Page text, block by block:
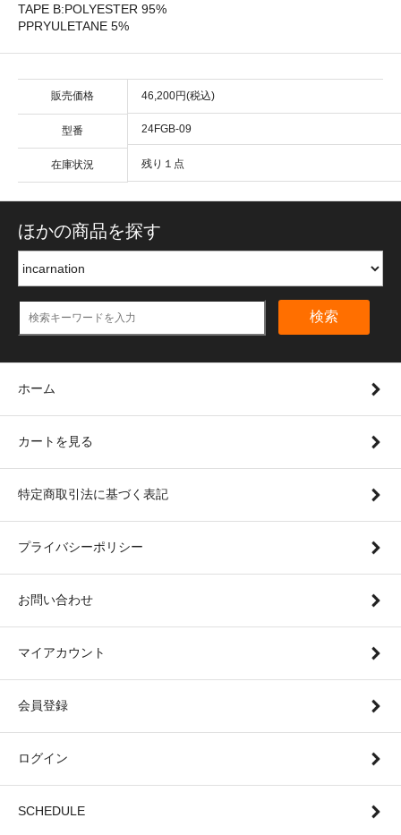
TAPE B:POLYESTER 95%
PPRYULETANE 5%
販売価格 46,200円(税込)
型番 24FGB-09
在庫状況 残り１点
ほかの商品を探す
検索
ホーム
カートを見る
特定商取引法に基づく表記
プライバシーポリシー
お問い合わせ
マイアカウント
会員登録
ログイン
SCHEDULE